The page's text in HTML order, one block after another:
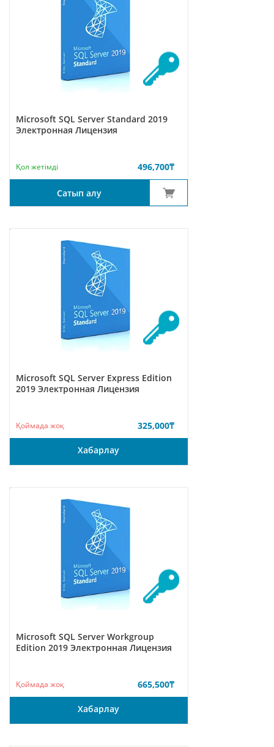
Microsoft SQL Server Standard 2019
Электронная Лицензия
Қол жетімді 496,700₸
Сатып алу
Microsoft SQL Server Express Edition
2019 Электронная Лицензия
Қоймада жоқ 325,000₸
Хабарлау
Microsoft SQL Server Workgroup
Edition 2019 Электронная Лицензия
Қоймада жоқ 665,500₸
Хабарлау